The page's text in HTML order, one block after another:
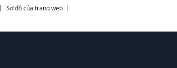
Sơ đồ của trang web